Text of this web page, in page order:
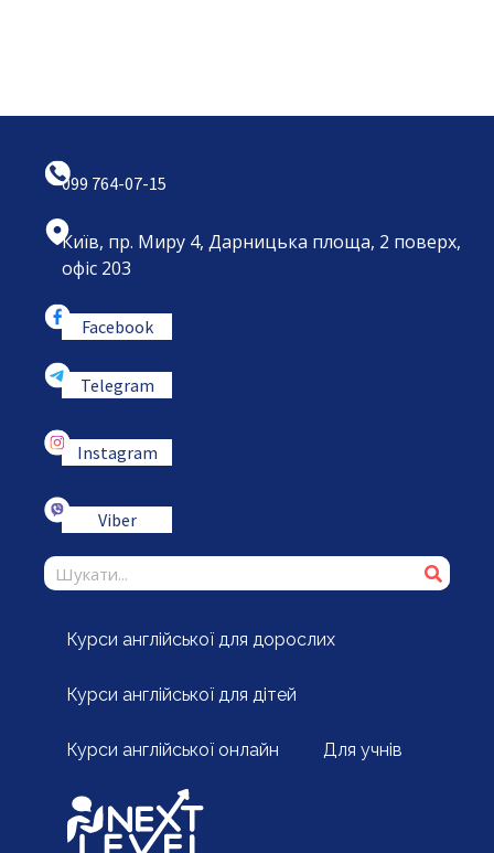
099 764-07-15
Київ, пр. Миру 4, Дарницька площа, 2 поверх,
офіс 203
Facebook
Telegram
Instagram
Viber
Курси англійської для дорослих
Курси англійської для дітей
Курси англійської онлайн Для учнів